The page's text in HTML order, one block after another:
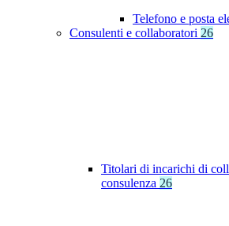
Telefono e posta
Consulenti e collaboratori 26
Titolari di incarichi di
consulenza 26